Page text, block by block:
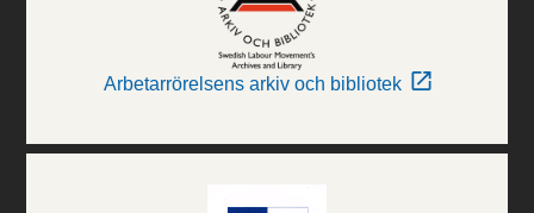
Arbetarrörelsens arkiv och bibliotek